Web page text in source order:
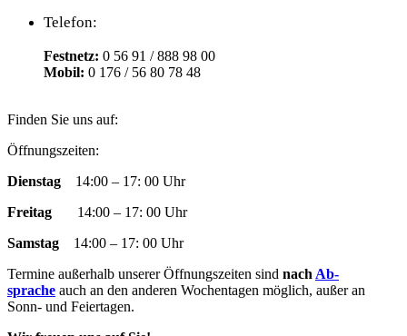
Telefon:
Festnetz: 0 56 91 / 888 98 00
Mobil: 0 176 / 56 80 78 48
Finden Sie uns auf:
Facebook
opens
new
YouTube
opens
new
RSS
opens
new
Instagram
opens
new
E-
page
in
window
Öffnungszeiten:
Dienstag 14:00 – 17: 00 Uhr
Freitag 14:00 – 17: 00 Uhr
Samstag 14:00 – 17: 00 Uhr
Termine außer­halb un­ser­er Öff­nungs­zeit­en sind nach Ab­
sprache auch an den an­der­en Woch­en­tag­en mög­lich, außer an
Sonn- und Fei­­er­­tag­en.